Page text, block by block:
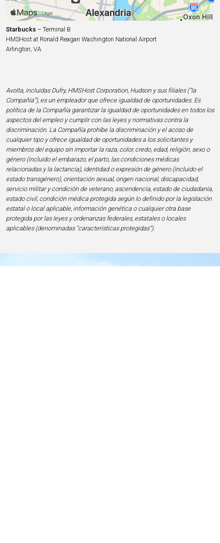
Starbucks – Terminal B
HMSHost at Ronald Reagan Washington National Airport
Arlington, VA
Avolta, incluidas Dufry, HMSHost Corporation, Hudson y sus filiales (“la
Compañía”), es un empleador que ofrece igualdad de oportunidades. Es
política de la Compañía garantizar la igualdad de oportunidades en todos los
aspectos del empleo y cumplir con las leyes y normativas contra la
discriminación. La Compañía prohíbe la discriminación y el acoso de
cualquier tipo y ofrece igualdad de oportunidades a los solicitantes y
miembros del equipo sin importar la raza, color, credo, edad, religión, sexo o
género (incluido el embarazo, el parto, las condiciones médicas
relacionadas y la lactancia), identidad o expresión de género (incluido el
estado transgénero), orientación sexual, origen nacional, discapacidad,
servicio militar y condición de veterano, ascendencia, estado de ciudadanía,
estado civil, condición médica protegida según lo definido por la legislación
estatal o local aplicable, información genética o cualquier otra base
protegida por las leyes y ordenanzas federales, estatales o locales
aplicables (denominadas “características protegidas”).